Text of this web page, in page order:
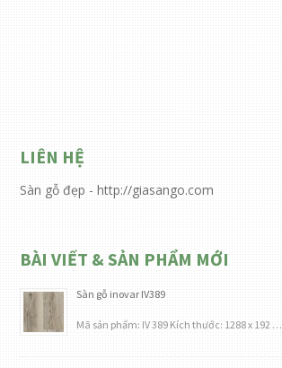
LIÊN HỆ
Sàn gỗ đẹp - http://giasango.com
BÀI VIẾT & SẢN PHẨM MỚI
Sàn gỗ inovar IV389
Mã sản phẩm: IV 389 Kích thước: 1288 x 192 …